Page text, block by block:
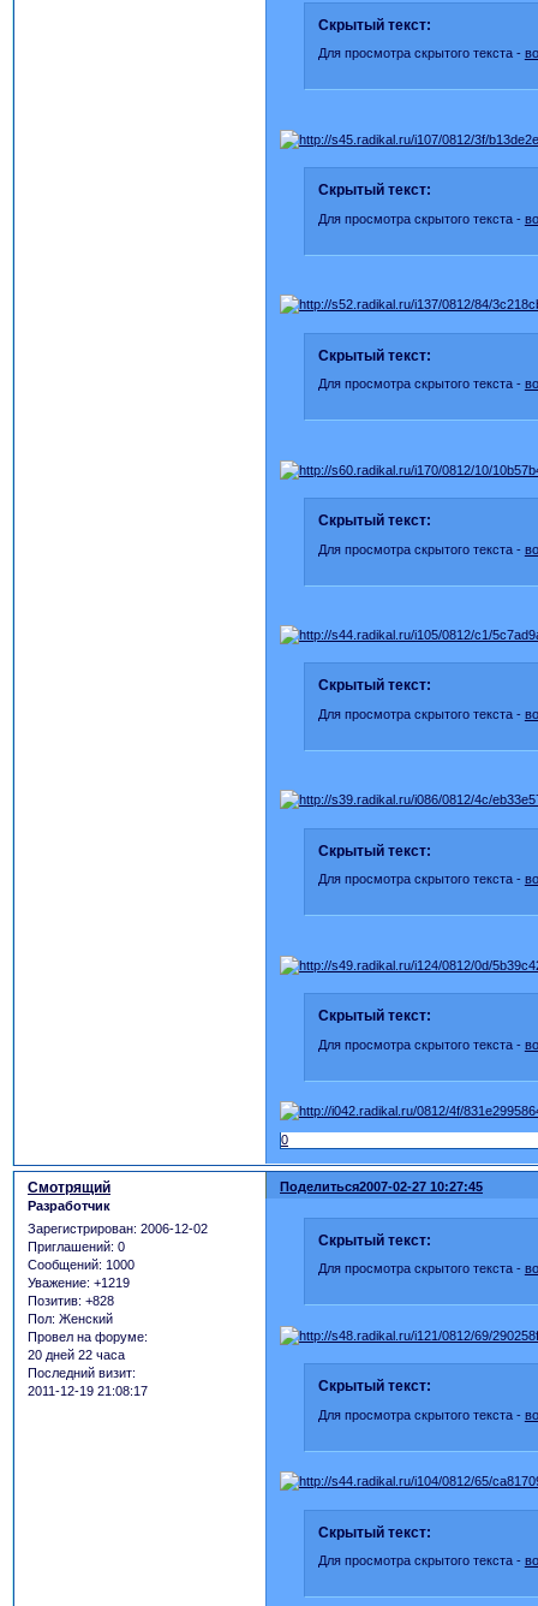
Скрытый текст:
Для просмотра скрытого текста -
Скрытый текст:
Для просмотра скрытого текста -
Скрытый текст:
Для просмотра скрытого текста -
Скрытый текст:
Для просмотра скрытого текста -
Скрытый текст:
Для просмотра скрытого текста -
Скрытый текст:
Для просмотра скрытого текста -
Скрытый текст:
Для просмотра скрытого текста -
0
Поделиться2007-02-27 10:27:45
Смотрящий
Разработчик
Зарегистрирован: 2006-12-02
Приглашений: 0
Сообщений: 1000
Уважение: +1219
Позитив: +828
Пол: Женский
Провел на форуме:
20 дней 22 часа
Последний визит:
2011-12-19 21:08:17
Скрытый текст:
Для просмотра скрытого текста -
Скрытый текст:
Для просмотра скрытого текста -
Скрытый текст:
Для просмотра скрытого текста -